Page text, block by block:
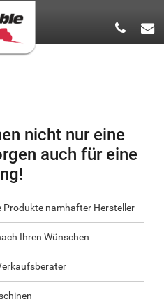
nicht nur eine
auch für eine
namhafter Hersteller
Ihren Wünschen